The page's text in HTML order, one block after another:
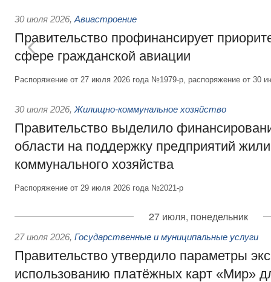
30 июля 2026, Авиастроение
Правительство профинансирует
сфере гражданской авиации
Распоряжение от 27 июля 2026 года №1979-р, распоряжение от 30
30 июля 2026, Жилищно-коммунальное хозяйство
Правительство выделило
области на поддержку предприятий
коммунального хозяйства
Распоряжение от 29 июля 2026 года №2021-р
27 июля, понедельник
27 июля 2026, Государственные и муниципальные услуги
Правительство утвердило параметры
использованию платёжных карт «Мир»